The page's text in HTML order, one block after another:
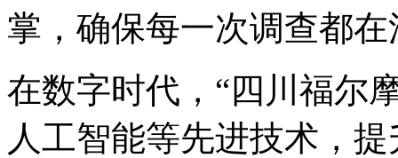
掌，确保每一次调查都
在数字时代，“四川福尔
人工智能等先进技术，